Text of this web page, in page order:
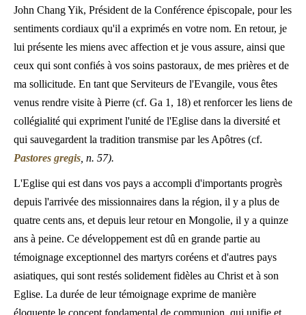
John Chang Yik, Président de la Conférence épiscopale, pour les
sentiments cordiaux qu'il a exprimés en votre nom. En retour, je
lui présente les miens avec affection et je vous assure, ainsi que
ceux qui sont confiés à vos soins pastoraux, de mes prières et de
ma sollicitude. En tant que Serviteurs de l'Evangile, vous êtes
venus rendre visite à Pierre (cf. Ga 1, 18) et renforcer les liens de
collégialité qui expriment l'unité de l'Eglise dans la diversité et
qui sauvegardent la tradition transmise par les Apôtres (cf.
Pastores gregis , n. 57).
L'Eglise qui est dans vos pays a accompli d'importants progrès
depuis l'arrivée des missionnaires dans la région, il y a plus de
quatre cents ans, et depuis leur retour en Mongolie, il y a quinze
ans à peine. Ce développement est dû en grande partie au
témoignage exceptionnel des martyrs coréens et d'autres pays
asiatiques, qui sont restés solidement fidèles au Christ et à son
Eglise. La durée de leur témoignage exprime de manière
éloquente le concept fondamental de communion, qui unifie et